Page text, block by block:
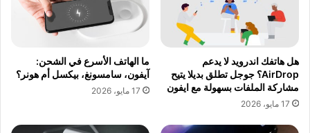
هل هاتفك اندرويد لا يدعم
AirDrop؟ جوجل تطلق بديلا يتيح
مشاركة الملفات بسهولة مع ايفون
17 مايو، 2026
ما الهاتف الأسرع في الشحن:
آيفون، سامسونغ، بيكسل أم هونر؟
17 مايو، 2026